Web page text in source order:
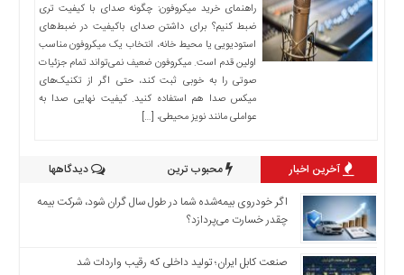
منوی
اصلی
صفحه
اخبار
اخبار
المللی
اخبار
راهنمای خرید میکروفون: چگونه صدای با کیفیت تری
ضبط کنیم؟ برای داشتن صدای باکیفیت در ضبط‌های
استودیویی یا محیط خانه، انتخاب یک میکروفون مناسب
اولین قدم است. میکروفون ضعیف نمی‌تواند تمام جزئیات
صوتی را به خوبی ثبت کند، حتی اگر از تکنیک‌های
میکس صدا هم استفاده کنید. کیفیت نهایی صدا به
عواملی مانند نویز محیطی، […]
آخرین اخبار محبوب ترین
دیدگاهها
اگر خودروی بیمه‌شده شما در طول سال گران شود، شرکت بیمه
چقدر خسارت می‌پردازد؟
صنعت کابل ایران؛ تولید داخلی که رقیب واردات شد